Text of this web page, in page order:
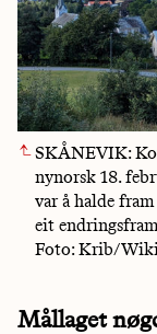
SKÅNEVIK:
nynorsk 18.
var å halde
eit
Foto: Krib/
Mållaget